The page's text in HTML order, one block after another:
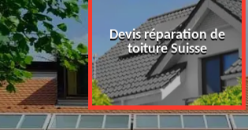
Devis réparation de
toiture Suisse